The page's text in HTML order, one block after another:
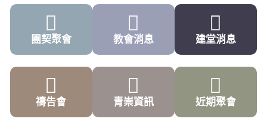
團契聚會
禱告會
教會消息
青崇資訊
建堂消息
近期聚會